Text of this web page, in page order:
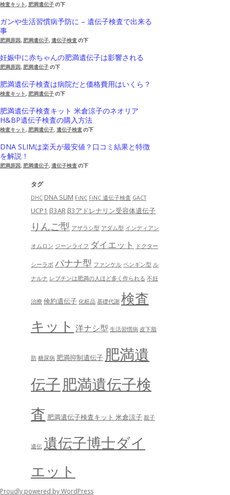
検査キット, 肥満遺伝子の下
ガンや生活習慣病予防に – 遺伝子検査で出来る
事
肥満原因, 肥満遺伝子, 遺伝子検査の下
妊娠中に赤ちゃんの肥満遺伝子は影響される
肥満原因, 肥満遺伝子の下
肥満遺伝子検査は病院だと価格費用はいくら？
検査キット, 肥満遺伝子の下
肥満遺伝子検査キット 米倉涼子のネオリア
H&BP遺伝子検査の購入方法
検査キット, 肥満遺伝子, 遺伝子検査の下
DNA SLIMは楽天が最安値？口コミ結果と特徴
を解説！
肥満原因, 肥満遺伝子, 遺伝子検査の下
タグ
DHC DNA SLIM FiNC FiNC 遺伝子検査 GACT
UCP1 β3AR β3アドレナリン受容体遺伝子
りんご型 アザラシ型 アダム型 インディアン
オムロン ジーンライフ ダイエット ドクター
シーラボ バナナ型 ファンケル ペンギン型 ル
ナルナ レプチンは肥満の人ほど多く作られる 不妊
治療 倹約遺伝子 化粧品 基礎代謝 検査
キット 洋ナシ型 生活習慣病 皮下脂
肪 糖尿病 肥満抑制遺伝子 肥満遺
伝子肥満遺伝子検
査 肥満遺伝子検査キット 米倉涼子 親子
遺伝 遺伝子博士ダイ
エット
Proudly powered by WordPress